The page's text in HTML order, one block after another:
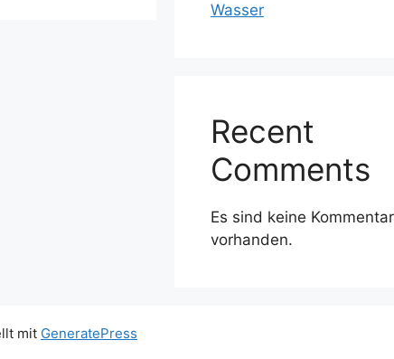
Wasser
Recent
Comments
Es sind keine
vorhanden.
mit GeneratePress